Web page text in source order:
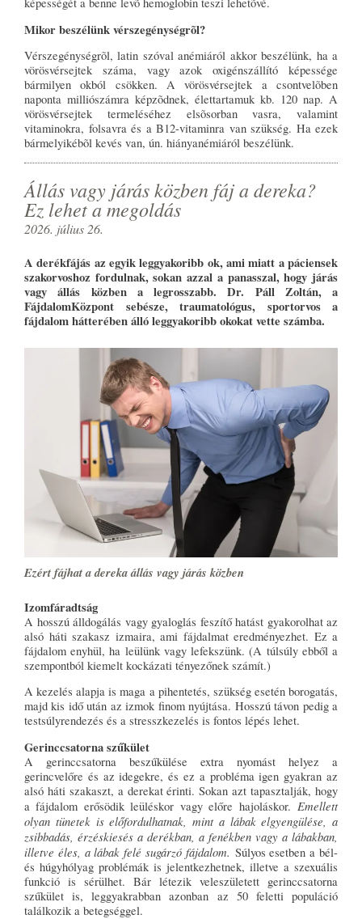
Mikor beszélünk vérszegénységrõl?
Vérszegénységrõl, latin szóval anémiáról akkor beszélünk, ha a
vörösvérsejtek száma, vagy azok oxigénszállító képessége
bármilyen okból csökken. A vörösvérsejtek a csontvelõben
naponta milliószámra képzõdnek, élettartamuk kb. 120 nap. A
vörösvérsejtek termeléséhez elsõsorban vasra, valamint
vitaminokra, folsavra és a B12-vitaminra van szükség. Ha ezek
bármelyikébõl kevés van, ún. hiányanémiáról beszélünk.
Állás vagy járás közben fáj a dereka?
Ez lehet a megoldás
2026. július 26.
A derékfájás az egyik leggyakoribb ok, ami miatt a páciensek
szakorvoshoz fordulnak, sokan azzal a panasszal, hogy járás
vagy állás közben a legrosszabb. Dr. Páll Zoltán, a
FájdalomKözpont sebésze, traumatológus, sportorvos a
fájdalom hátterében álló leggyakoribb okokat vette számba.
Ezért fájhat a dereka állás vagy járás közben
Izomfáradtság
A hosszú álldogálás vagy gyaloglás feszítő hatást gyakorolhat az
alsó háti szakasz izmaira, ami fájdalmat eredményezhet. Ez a
fájdalom enyhül, ha leülünk vagy lefekszünk. (A túlsúly ebből a
szempontból kiemelt kockázati tényezőnek számít.)
A kezelés alapja is maga a pihentetés, szükség esetén borogatás,
majd kis idő után az izmok finom nyújtása. Hosszú távon pedig a
testsúlyrendezés és a stresszkezelés is fontos lépés lehet.
Gerinccsatorna szűkület
A gerinccsatorna beszűkülése extra nyomást helyez a
gerincvelőre és az idegekre, és ez a probléma igen gyakran az
alsó háti szakaszt, a derekat érinti. Sokan azt tapasztalják, hogy
a fájdalom erősödik leüléskor vagy előre hajoláskor. Emellett
olyan tünetek is előfordulhatnak, mint a lábak elgyengülése, a
zsibbadás, érzéskiesés a derékban, a fenékben vagy a lábakban,
illetve éles, a lábak felé sugárzó fájdalom. Súlyos esetben a bél-
és húgyhólyag problémák is jelentkezhetnek, illetve a szexuális
funkció is sérülhet. Bár létezik veleszületett gerinccsatorna
szűkület is, leggyakrabban azonban az 50 feletti populáció
találkozik a betegséggel.